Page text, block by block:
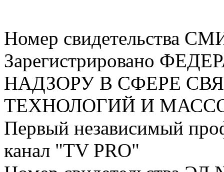
Номер свидетельства
Зарегистрировано
НАДЗОРУ В СФЕРЕ
ТЕХНОЛОГИЙ И
Первый независимый
канал "TV PRO"